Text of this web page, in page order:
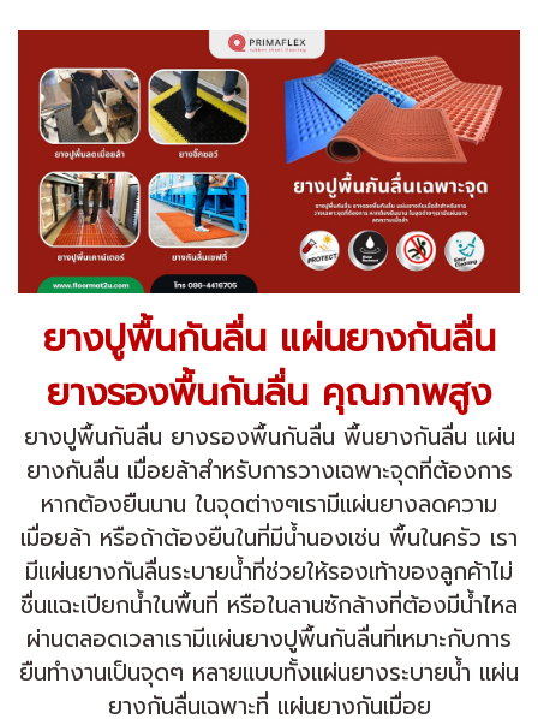
ยางปูพื้นกันลื่น แผ่นยางกันลื่น
ยางรองพื้นกันลื่น คุณภาพสูง
ยางปูพื้นกันลื่น ยางรองพื้นกันลื่น พื้นยางกันลื่น แผ่น
ยางกันลื่น เมื่อยล้าสำหรับการวางเฉพาะจุดที่ต้องการ
หากต้องยืนนาน ในจุดต่างๆเรามีแผ่นยางลดความ
เมื่อยล้า หรือถ้าต้องยืนในที่มีน้ำนองเช่น พื้นในครัว เรา
มีแผ่นยางกันลื่นระบายน้ำที่ช่วยให้รองเท้าของลูกค้าไม่
ชื่นแฉะเปียกน้ำในพื้นที่ หรือในลานซักล้างที่ต้องมีน้ำไหล
ผ่านตลอดเวลาเรามีแผ่นยางปูพื้นกันลื่นที่เหมาะกับการ
ยืนทำงานเป็นจุดๆ หลายแบบทั้งแผ่นยางระบายน้ำ แผ่น
ยางกันลื่นเฉพาะที่ แผ่นยางกันเมื่อย